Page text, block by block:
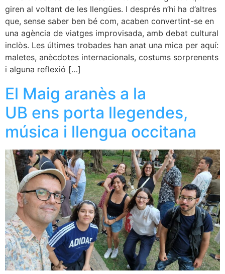
giren al voltant de les llengües. I després n’hi ha d’altres
que, sense saber ben bé com, acaben convertint-se en
una agència de viatges improvisada, amb debat cultural
inclòs. Les últimes trobades han anat una mica per aquí:
maletes, anècdotes internacionals, costums sorprenents
i alguna reflexió […]
El Maig aranès a la
UB ens porta llegendes,
música i llengua occitana